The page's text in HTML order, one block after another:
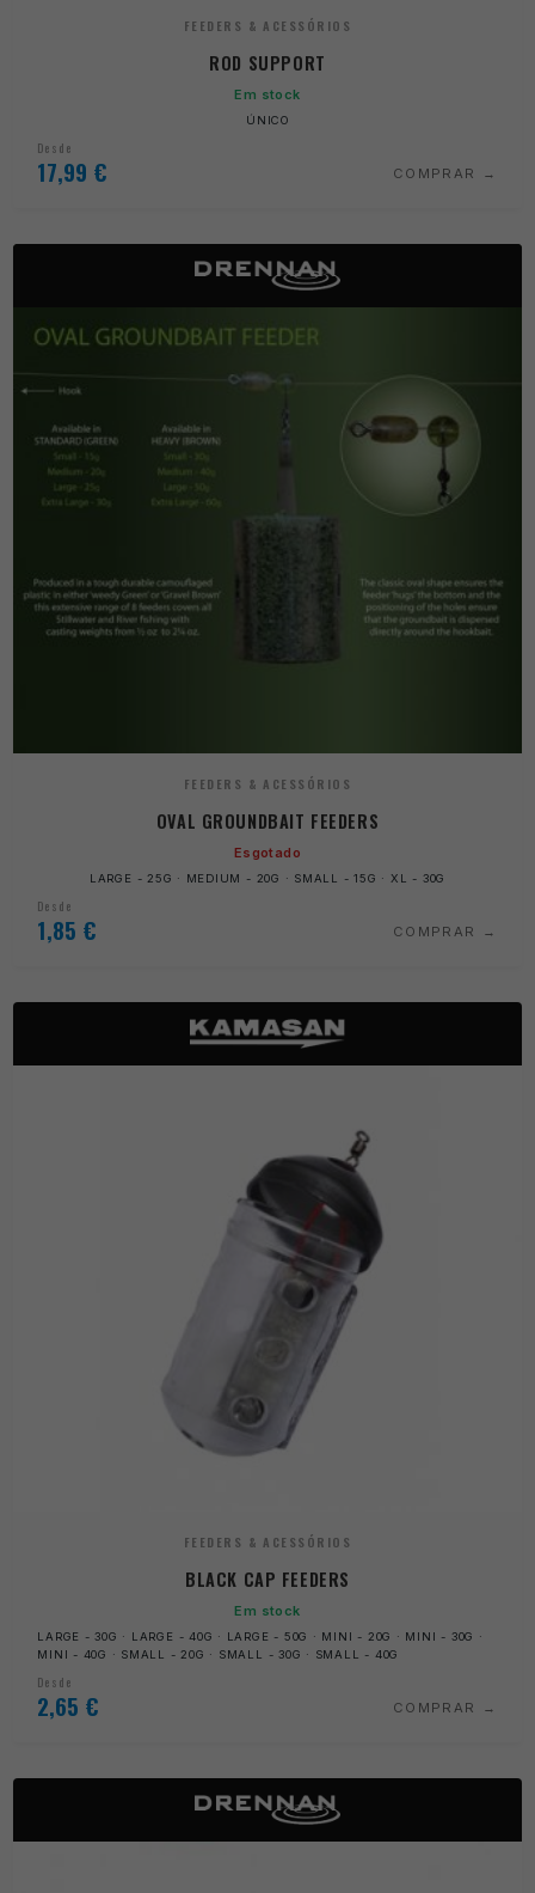
FEEDERS & ACESSÓRIOS
ROD SUPPORT
Em stock
ÚNICO
Desde
17,99 € COMPRAR
FEEDERS & ACESSÓRIOS
OVAL GROUNDBAIT FEEDERS
Esgotado
LARGE - 25G · MEDIUM - 20G · SMALL - 15G · XL - 30G
Desde
1,85 € COMPRAR
FEEDERS & ACESSÓRIOS
BLACK CAP FEEDERS
Em stock
LARGE - 30G · LARGE - 40G · LARGE - 50G · MINI - 20G · MINI - 30G ·
MINI - 40G · SMALL - 20G · SMALL - 30G · SMALL - 40G
Desde
2,65 € COMPRAR